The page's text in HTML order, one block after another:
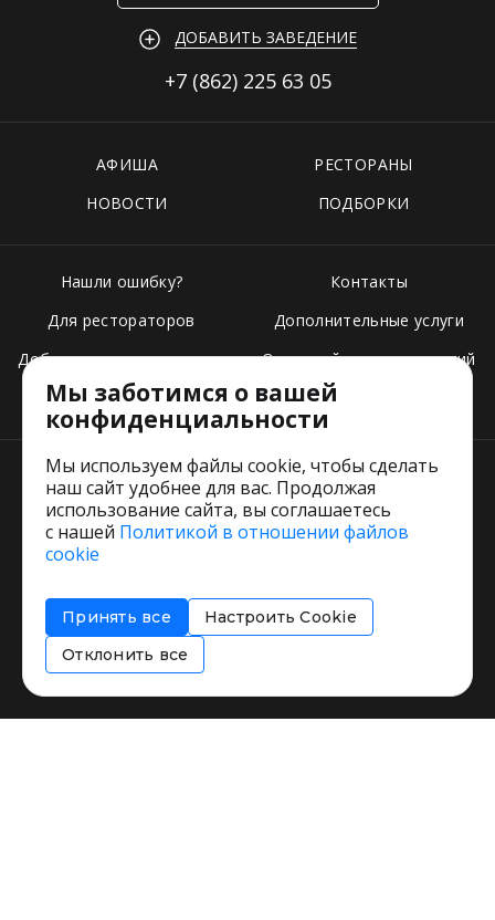
ДОБАВИТЬ ЗАВЕДЕНИЕ
+7 (862) 225 63 05
АФИША
РЕСТОРАНЫ
НОВОСТИ
ПОДБОРКИ
Нашли ошибку?
Для рестораторов
Добавить свое заведение
Тарифы
Контакты
Дополнительные услуги
Основной стек технологий
Пользовательское соглашение
Соглашение об информировании
Политика использования cookies
Мы заботимся о вашей
конфиденциальности
Мы используем файлы cookie, чтобы сделать
наш сайт удобнее для вас. Продолжая
использование сайта, вы соглашаетесь
с нашей Политикой в отношении файлов
cookie
Принять все
Настроить Cookie
Отклонить все